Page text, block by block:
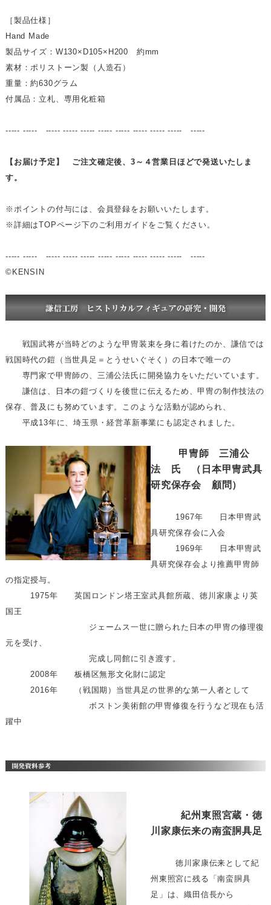
［製品仕様］
Hand Made
製品サイズ：W130×D105×H200 約mm
素材：ポリストーン製（人造石）
重量：約630グラム
付属品：立札、専用化粧箱
----- ----- ----- ----- ----- ----- ----- ----- ----- ----- -----
【お届け予定】 ご注文確定後、3～４営業日ほどで発送いたしま
す。
※ポイントの付与には、会員登録をお願いいたします。
※詳細はTOPページ下のご利用ガイドをご覧ください。
----- ----- ----- ----- ----- ----- ----- ----- ----- ----- -----
©KENSIN
戦国武将が当時どのような甲冑装束を身に着けたのか、謙信では
戦国時代の鎧（当世具足＝とうせいぐそく）の日本で唯一の
専門家で甲冑師の、三浦公法氏に開発協力をいただいています。
謙信は、日本の鎧づくりを後世に伝えるため、甲冑の制作技法の
保存、普及にも努めています。このような活動が認められ、
平成13年に、埼玉県・経営革新事業にも認定されました。
甲冑師 三浦公
法 氏 （日本甲冑武具
研究保存会 顧問）
1967年 日本甲冑武
具研究保存会に入会
1969年 日本甲冑武
具研究保存会より推薦甲冑師
の指定授与。
1975年 英国ロンドン塔王室武具館所蔵、徳川家康より英
国王
ジェームス一世に贈られた日本の甲冑の修理復
元を受け、
完成し同館に引き渡す。
2008年 板橋区無形文化財に認定
2016年 （戦国期）当世具足の世界的な第一人者として
ボストン美術館の甲冑修復を行うなど現在も活
躍中
紀州東照宮蔵・徳
川家康伝来の南蛮胴具足
徳川家康伝来として紀
州東照宮に残る「南蛮胴具
足」は、織田信長から